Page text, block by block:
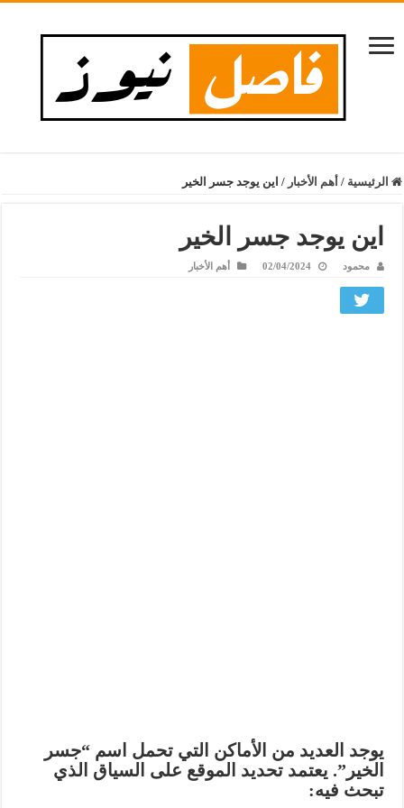
الرئيسية / أهم الأخبار / اين يوجد جسر الخير
اين يوجد جسر الخير
محمود 02/04/2024 أهم الأخبار
يوجد العديد من الأماكن التي تحمل اسم “جسر
الخير”. يعتمد تحديد الموقع على السياق الذي
تبحث فيه: